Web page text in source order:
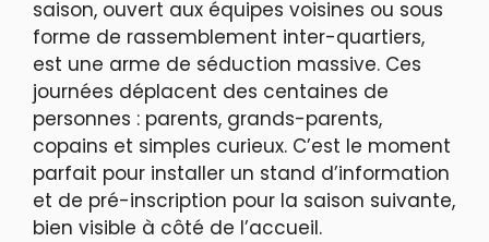
saison, ouvert aux équipes voisines ou sous
forme de rassemblement inter-quartiers,
est une arme de séduction massive. Ces
journées déplacent des centaines de
personnes : parents, grands-parents,
copains et simples curieux. C’est le moment
parfait pour installer un stand d’information
et de pré-inscription pour la saison suivante,
bien visible à côté de l’accueil.